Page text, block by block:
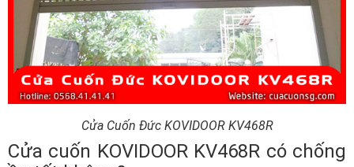
Cửa Cuốn Đức KOVIDOOR KV468R
Cửa cuốn KOVIDOOR KV468R có chống